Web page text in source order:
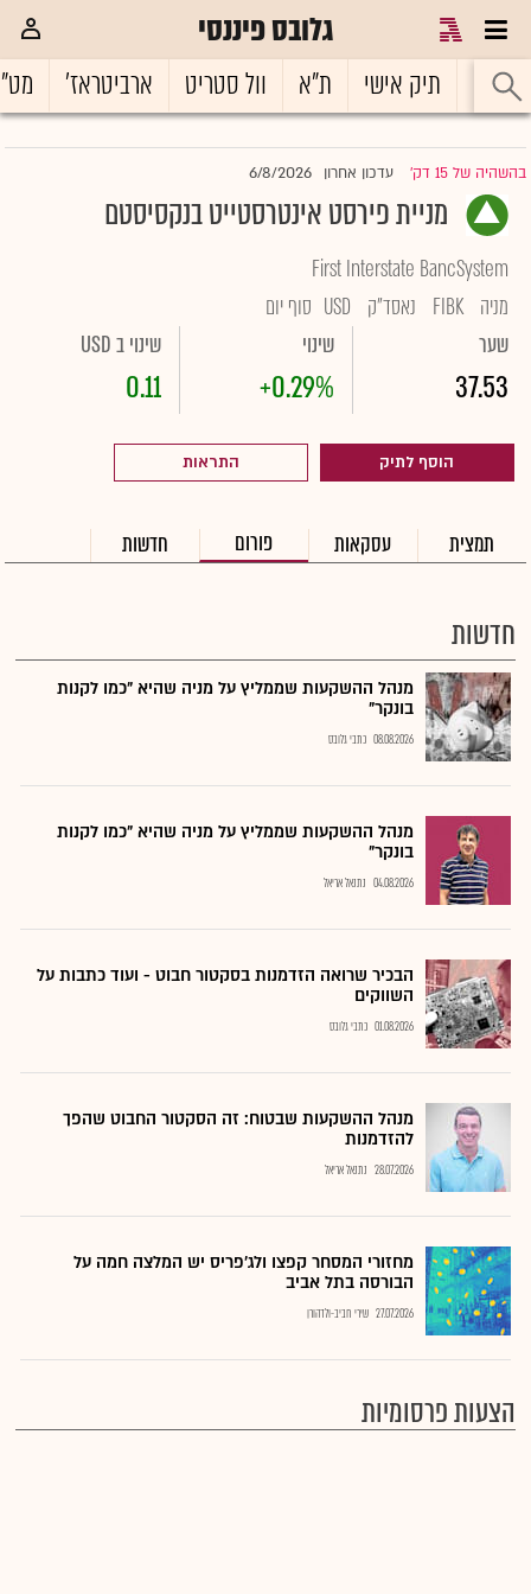
גלובס פיננסי
ראשי תיק אישי ת"א וול סטריט ארביטראז'
בהשהיה של 15 דק' |עדכון אחרון 6/8/2026
מניית פירסט אינטרסטייט בנקסיסטם
First Interstate BancSystem
מניה FIBK נאסד"ק USD סוף יום
שער
37.53
שינוי
+0.29%
שינוי ב USD
0.11
הוסף לתיק התראות
תמצית עסקאות פורום חדשות
חדשות
מנהל ההשקעות שממליץ על מניה שהיא "כמו לקנות
בונקר"
08.08.2026 כתבי גלובס
מנהל ההשקעות שממליץ על מניה שהיא "כמו לקנות
בונקר"
04.08.2026 נתנאל אריאל
הבכיר שרואה הזדמנות בסקטור חבוט - ועוד כתבות על
השווקים
01.08.2026 כתבי גלובס
מנהל ההשקעות שבטוח: זה הסקטור החבוט שהפך
להזדמנות
28.07.2026 נתנאל אריאל
מחזורי המסחר קפצו ולג'פריס יש המלצה חמה על
הבורסה בתל אביב
27.07.2026 שירי חביב-ולדהורן
הצעות פרסומיות